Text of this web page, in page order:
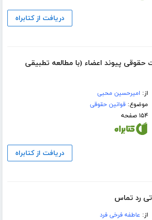
دریافت از کتابراه
حقوقی پیوند اعضاء (با مطالعه تطبیقی
از: امیرحسین محبی
موضوع:قوانین حقوقی
۱۵۴ صفحه
دریافت از کتابراه
رد تماس
از: عاطفه فرخی فرد